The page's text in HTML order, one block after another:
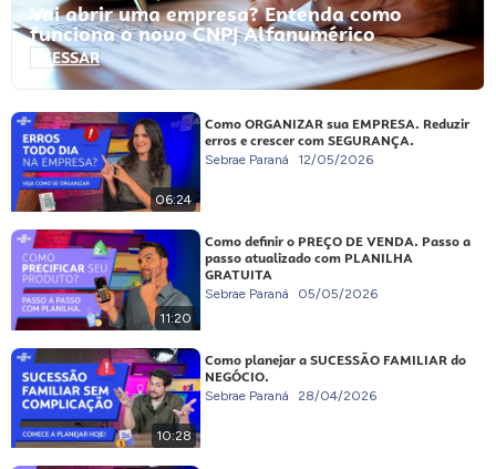
Vai abrir uma empresa? Entenda como
funciona o novo CNPJ Alfanumérico
ACESSAR
06:24
Como ORGANIZAR sua EMPRESA. Reduzir
erros e crescer com SEGURANÇA.
Sebrae Paraná 12/05/2026
11:20
Como definir o PREÇO DE VENDA. Passo a
passo atualizado com PLANILHA
GRATUITA
Sebrae Paraná 05/05/2026
10:28
Como planejar a SUCESSÃO FAMILIAR do
NEGÓCIO.
Sebrae Paraná 28/04/2026